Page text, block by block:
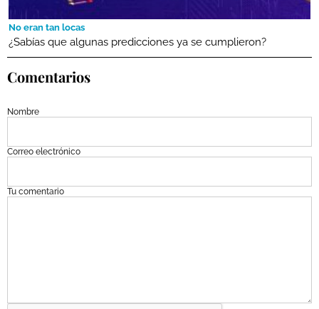
No eran tan locas
¿Sabías que algunas predicciones ya se cumplieron?
Comentarios
Nombre
Correo electrónico
Tu comentario